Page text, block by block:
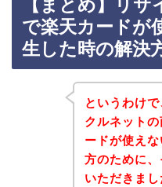
【まとめ】リ
で楽天カードが
生した時の解決
というわけ
クルネット
ードが使え
方のために
いただきまし